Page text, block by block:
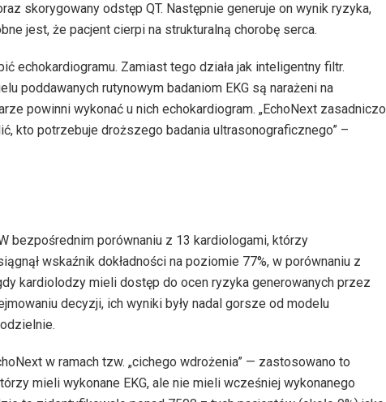
skorygowany odstęp QT. Następnie generuje on wynik ryzyka,
jest, że pacjent cierpi na strukturalną chorobę serca.
echokardiogramu. Zamiast tego działa jak inteligentny filtr.
poddawanych rutynowym badaniom EKG są narażeni na
powinni wykonać u nich echokardiogram. „EchoNext zasadniczo
kto potrzebuje droższego badania ultrasonograficznego” –
bezpośrednim porównaniu z 13 kardiologami, którzy
wskaźnik dokładności na poziomie 77%, w porównaniu z
kardiolodzy mieli dostęp do ocen ryzyka generowanych przez
decyzji, ich wyniki były nadal gorsze od modelu
w ramach tzw. „cichego wdrożenia” — zastosowano to
mieli wykonane EKG, ale nie mieli wcześniej wykonanego